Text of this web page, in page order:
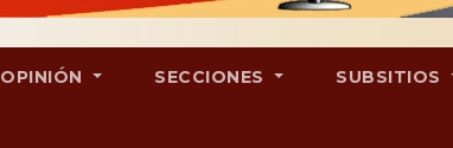
OPINIÓN SECCIONES SUBSITIOS